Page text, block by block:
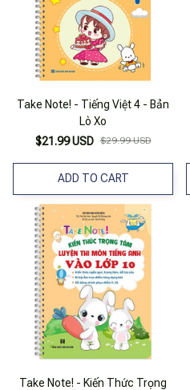
Take Note! - Tiếng Việt 4 - Bản
Lò Xo
$21.99 USD $29.99 USD
ADD TO CART
Take Note! - Kiến Thức Trọng